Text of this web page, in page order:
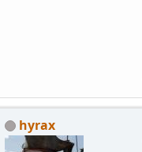
hyrax